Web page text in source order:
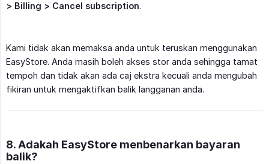
> Billing > Cancel subscription.
Kami tidak akan memaksa anda untuk teruskan menggunakan
EasyStore. Anda masih boleh akses stor anda sehingga tamat
tempoh dan tidak akan ada caj ekstra kecuali anda mengubah
fikiran untuk mengaktifkan balik langganan anda.
8. Adakah EasyStore menbenarkan bayaran
balik?